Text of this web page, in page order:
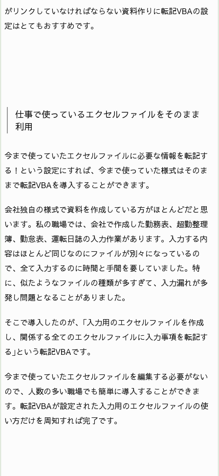
がリンクしていなければならない資料作りに転記VBAの設
定はとてもおすすめです。
仕事で使っているエクセルファイルをそのまま
利用
今まで使っていたエクセルファイルに必要な情報を転記す
る！という設定にすれば、今まで使っていた様式はそのま
まで転記VBAを導入することができます。
会社独自の様式で資料を作成している方がほとんどだと思
います。私の職場では、会社で作成した勤務表、超勤整理
簿、勤怠表、運転日誌の入力作業があります。入力する内
容はほとんど同じなのにファイルが別々になっているの
で、全て入力するのに時間と手間を要していました。特
に、似たようなファイルの種類が多すぎて、入力漏れが多
発し問題となることがありました。
そこで導入したのが、｢入力用のエクセルファイルを作成
し、関係する全てのエクセルファイルに入力事項を転記す
る｣という転記VBAです。
今まで使っていたエクセルファイルを編集する必要がない
ので、人数の多い職場でも簡単に導入することができま
す。転記VBAが設定された入力用のエクセルファイルの使
い方だけを周知すれば完了です。